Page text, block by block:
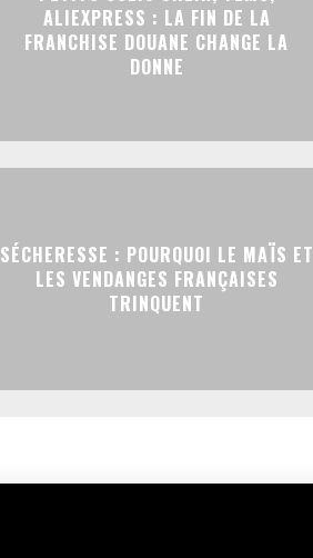
ALIEXPRESS : LA FIN DE LA
FRANCHISE DOUANE CHANGE LA
DONNE
SÉCHERESSE : POURQUOI LE MAÏS ET
LES VENDANGES FRANÇAISES
TRINQUENT